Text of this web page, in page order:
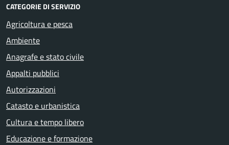
CATEGORIE DI SERVIZIO
Agricoltura e pesca
Ambiente
Anagrafe e stato civile
Appalti pubblici
Autorizzazioni
Catasto e urbanistica
Cultura e tempo libero
Educazione e formazione